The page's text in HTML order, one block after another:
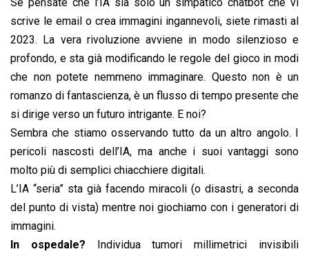
o
o
k
A
p
p
d
I
n
d
s
i
n
k
scrive le email o crea immagini ingannevoli, siete rimasti al
2023. La vera rivoluzione avviene in modo silenzioso e
profondo, e sta già modificando le regole del gioco in modi
che non potete nemmeno immaginare. Questo non è un
romanzo di fantascienza, è un flusso di tempo presente che
si dirige verso un futuro intrigante. E noi?
Sembra che stiamo osservando tutto da un altro angolo. I
pericoli nascosti dell’IA, ma anche i suoi vantaggi sono
molto più di semplici chiacchiere digitali.
L’IA “seria” sta già facendo miracoli (o disastri, a seconda
del punto di vista) mentre noi giochiamo con i generatori di
immagini.
In ospedale? Individua tumori millimetrici invisibili